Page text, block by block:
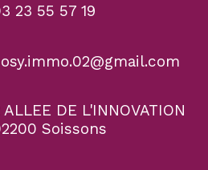
23 55 57 19
ALLEE DE L'INNOVATION
Soissons